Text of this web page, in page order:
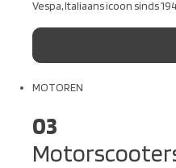
Vespa, Italiaans icoon sinds
MOTOREN
03